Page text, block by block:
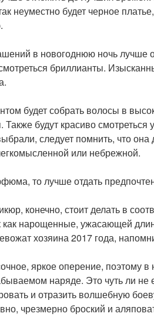
неуместно будет черное
в новогоднюю ночь лучше
бриллианты.
будет собрать волосы в
будут красиво
следует помнить, что
или небрежной.
то лучше отдать
конечно, стоит делать в
как нарощенные, ужасающей
хозяина 2017 года,
яркое оперение,
наряде. Это чуть ли
и отразить волшебную
чрезмерно броский и